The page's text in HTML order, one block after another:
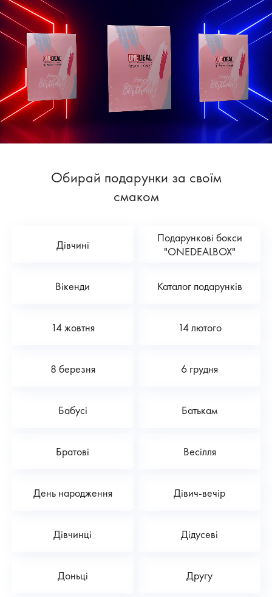
Обирай подарунки за своїм
смаком
Дівчині
Подарункові бокси
"ONEDEALBOX"
Вікенди Каталог подарунків
14 жовтня 14 лютого
8 березня 6 грудня
Бабусі Батькам
Братові Весілля
День народження Дівич-вечір
Дівчинці Дідусеві
Доньці Другу